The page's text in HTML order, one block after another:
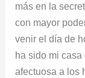
más en la
con mayor
venir el día de
ha sido mi
afectuosa a los